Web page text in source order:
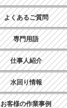
よくあるご質問
専門用語
仕事人紹介
水回り情報
お客様の作業事例